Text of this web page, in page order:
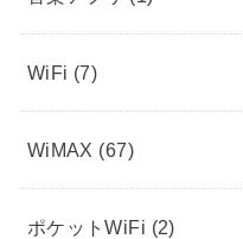
WiFi (7)
WiMAX (67)
ポケットWiFi (2)